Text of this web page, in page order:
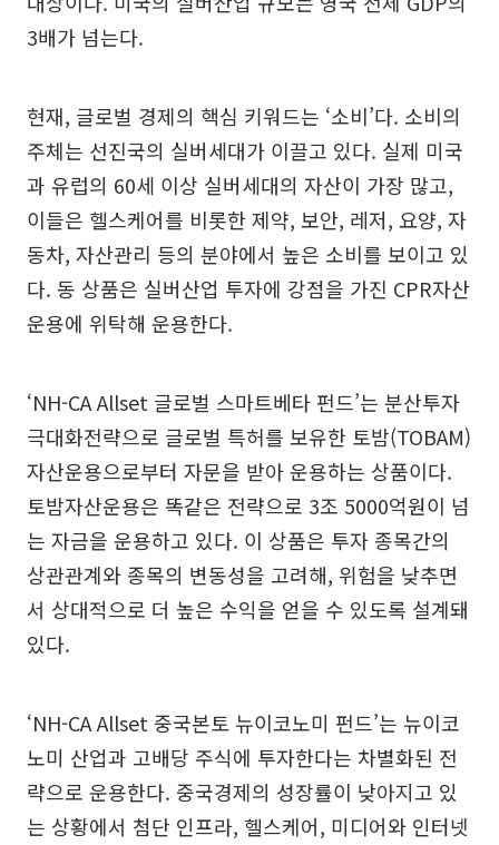
3배가 넘는다.
현재, 글로벌 경제의 핵심 키워드는 ‘소비’다. 소비의
주체는 선진국의 실버세대가 이끌고 있다. 실제 미국
과 유럽의 60세 이상 실버세대의 자산이 가장 많고,
이들은 헬스케어를 비롯한 제약, 보안, 레저, 요양, 자
동차, 자산관리 등의 분야에서 높은 소비를 보이고 있
다. 동 상품은 실버산업 투자에 강점을 가진 CPR자산
운용에 위탁해 운용한다.
‘NH-CA Allset 글로벌 스마트베타 펀드’는 분산투자
극대화전략으로 글로벌 특허를 보유한 토밤(TOBAM)
자산운용으로부터 자문을 받아 운용하는 상품이다.
토밤자산운용은 똑같은 전략으로 3조 5000억원이 넘
는 자금을 운용하고 있다. 이 상품은 투자 종목간의
상관관계와 종목의 변동성을 고려해, 위험을 낮추면
서 상대적으로 더 높은 수익을 얻을 수 있도록 설계돼
있다.
‘NH-CA Allset 중국본토 뉴이코노미 펀드’는 뉴이코
노미 산업과 고배당 주식에 투자한다는 차별화된 전
략으로 운용한다. 중국경제의 성장률이 낮아지고 있
는 상황에서 첨단 인프라, 헬스케어, 미디어와 인터넷